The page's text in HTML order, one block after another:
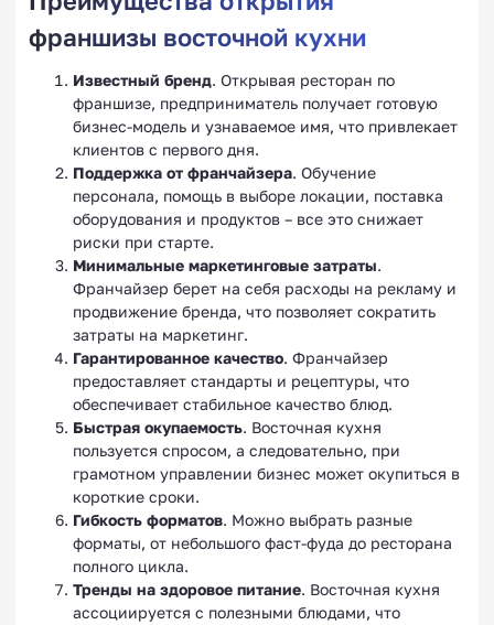
франшизы восточной кухни
Известный бренд. Открывая ресторан по
франшизе, предприниматель получает готовую
бизнес-модель и узнаваемое имя, что привлекает
клиентов с первого дня.
Поддержка от франчайзера. Обучение
персонала, помощь в выборе локации, поставка
оборудования и продуктов – все это снижает
риски при старте.
Минимальные маркетинговые затраты.
Франчайзер берет на себя расходы на рекламу и
продвижение бренда, что позволяет сократить
затраты на маркетинг.
Гарантированное качество. Франчайзер
предоставляет стандарты и рецептуры, что
обеспечивает стабильное качество блюд.
Быстрая окупаемость. Восточная кухня
пользуется спросом, а следовательно, при
грамотном управлении бизнес может окупиться в
короткие сроки.
Гибкость форматов. Можно выбрать разные
форматы, от небольшого фаст-фуда до ресторана
полного цикла.
Тренды на здоровое питание. Восточная кухня
ассоциируется с полезными блюдами, что